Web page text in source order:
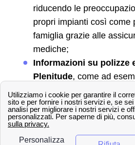
riducendo le
propri impianti così come
famiglia grazie alle
mediche;
Informazioni su polizze
Plenitude, come ad
l’assicurazione medica e
a terzi in Partnership con
Prodotti Eni e gadget:
Acquisto di prodotti